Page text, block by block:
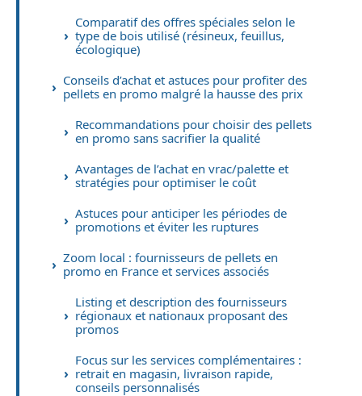
Comparatif des offres spéciales selon le
type de bois utilisé (résineux, feuillus,
écologique)
Conseils d’achat et astuces pour profiter des
pellets en promo malgré la hausse des prix
Recommandations pour choisir des pellets
en promo sans sacrifier la qualité
Avantages de l’achat en vrac/palette et
stratégies pour optimiser le coût
Astuces pour anticiper les périodes de
promotions et éviter les ruptures
Zoom local : fournisseurs de pellets en
promo en France et services associés
Listing et description des fournisseurs
régionaux et nationaux proposant des
promos
Focus sur les services complémentaires :
retrait en magasin, livraison rapide,
conseils personnalisés